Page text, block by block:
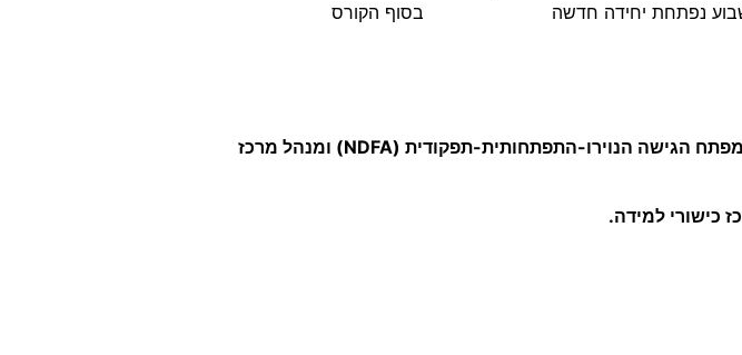
נפתחת יחידה חדשה
בסוף הקורס
רמי כץ, פסיכולוג התפתחותי בכיר, הוא מפתח הגישה הנוירו-התפתחותית-תפקודית (NDFA) ומנהל מרכז
כישורי למידה.